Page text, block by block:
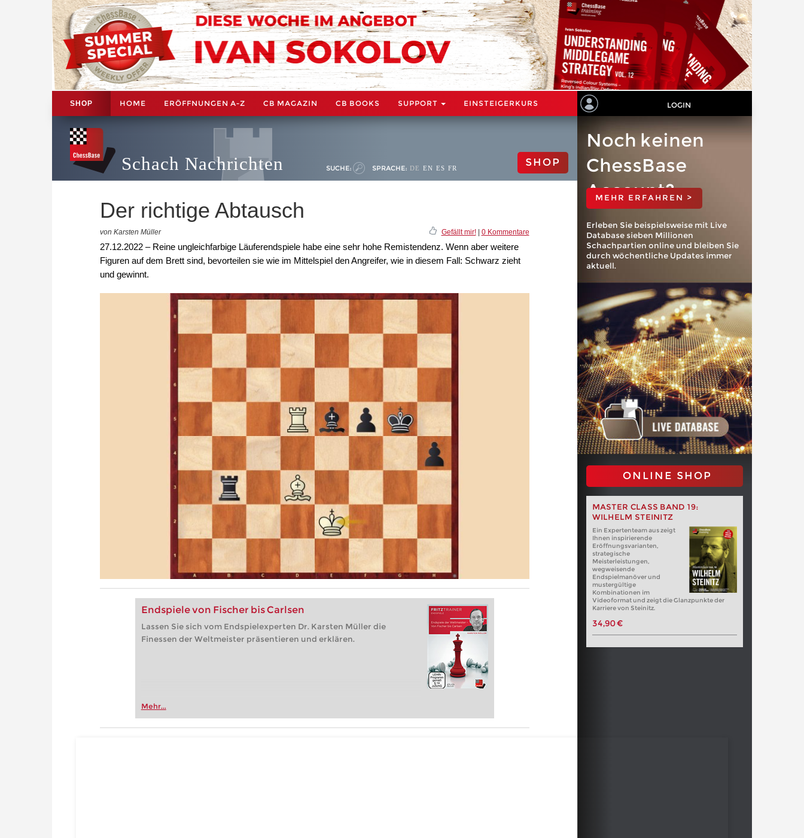
SHOP HOME ERÖFFNUNGEN A-Z CB MAGAZIN CB BOOKS SUPPORT EINSTEIGERKURS LOGIN
Schach Nachrichten SUCHE: SPRACHE: DE EN ES FR SHOP
Der richtige Abtausch
von Karsten Müller Gefällt mir!| 0 Kommentare
27.12.2022 – Reine ungleichfarbige Läuferendspiele habe eine sehr hohe Remistendenz. Wenn aber weitere
Figuren auf dem Brett sind, bevorteilen sie wie im Mittelspiel den Angreifer, wie in diesem Fall: Schwarz zieht
und gewinnt.
Endspiele von Fischer bis Carlsen
Lassen Sie sich vom Endspielexperten Dr. Karsten Müller die
Finessen der Weltmeister präsentieren und erklären.
Mehr...
Noch keinen
ChessBase
Account?
MEHR ERFAHREN >
Erleben Sie beispielsweise mit Live
Database sieben Millionen
Schachpartien online und bleiben Sie
durch wöchentliche Updates immer
aktuell.
ONLINE SHOP
MASTER CLASS BAND 19:
WILHELM STEINITZ
Ein Expertenteam aus zeigt
Ihnen inspirierende
Eröffnungsvarianten,
strategische
Meisterleistungen,
wegweisende
Endspielmanöver und
mustergültige
Kombinationen im
Videoformat und zeigt die Glanzpunkte der
Karriere von Steinitz.
34,90 €